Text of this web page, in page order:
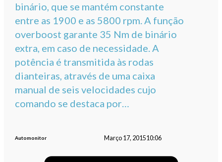
binário, que se mantém constante
entre as 1900 e as 5800 rpm. A função
overboost garante 35 Nm de binário
extra, em caso de necessidade. A
potência é transmitida às rodas
dianteiras, através de uma caixa
manual de seis velocidades cujo
comando se destaca por…
Automonitor Março 17, 201510:06